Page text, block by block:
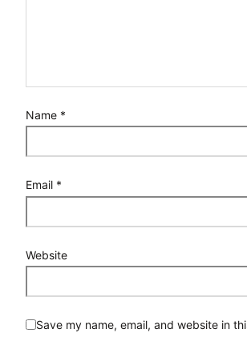
Name *
Email *
Website
Save my name, email, and website in